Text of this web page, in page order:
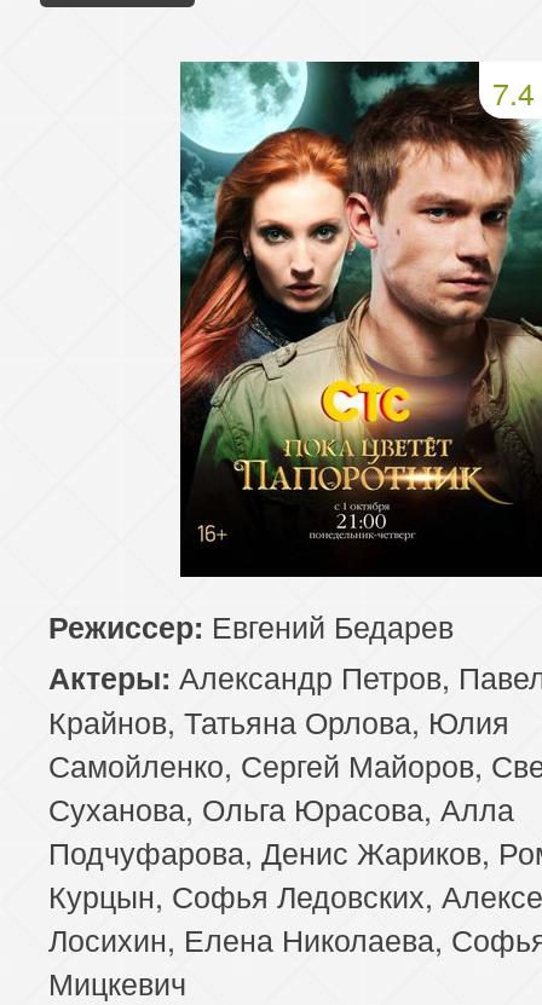
7.4
Режиссер: Евгений Бедарев
Актеры: Александр Петров,
Крайнов, Татьяна Орлова, Юлия
Самойленко, Сергей Майоров,
Суханова, Ольга Юрасова, Алла
Подчуфарова, Денис Жариков,
Курцын, Софья Ледовских,
Лосихин, Елена Николаева,
Мицкевич